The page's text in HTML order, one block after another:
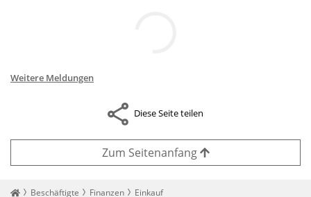
Weitere Meldungen
Diese Seite teilen
Zum Seitenanfang
Startseite
Beschäftigte Finanzen Einkauf